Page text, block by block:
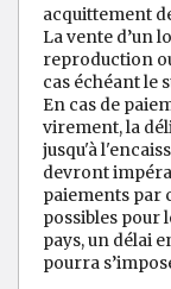
acquittement
La vente d’un
reproduction
cas échéant le
En cas de
virement, la
jusqu'à
devront
paiements par
possibles pour
pays, un délai
pourra